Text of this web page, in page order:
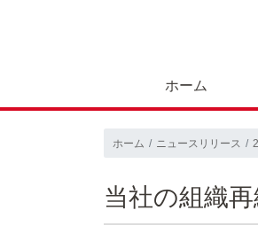
ホーム
ホーム ニュースリリース
当社の組織